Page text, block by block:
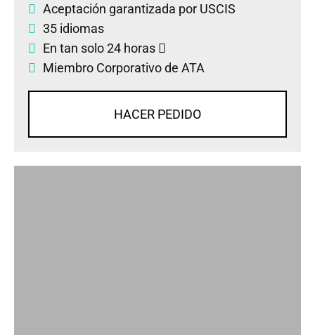
Aceptación garantizada por USCIS
35 idiomas
En tan solo 24 horas
Miembro Corporativo de ATA
HACER PEDIDO